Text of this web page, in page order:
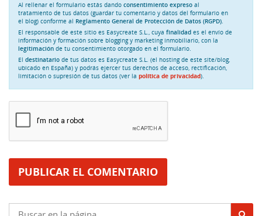
Al rellenar el formulario estás dando consentimiento expreso al
tratamiento de tus datos (guardar tu comentario y datos del formulario en
el blog) conforme al Reglamento General de Protección de Datos (RGPD).
El responsable de este sitio es Easycreate S.L., cuya finalidad es el envío de
información y formación sobre blogging y marketing inmobiliario, con la
legitimación de tu consentimiento otorgado en el formulario.
El destinatario de tus datos es Easycreate S.L. (el hosting de este site/blog,
ubicado en España) y podrás ejercer tus derechos de acceso, rectificación,
limitación o supresión de tus datos (ver la política de privacidad).